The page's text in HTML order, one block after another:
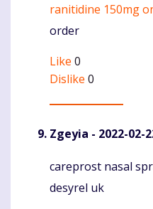
ranitidine 150mg
order
Like 0
Dislike 0
Zgeyia - 2022-02-
Komentaras
careprost nasal
desyrel uk